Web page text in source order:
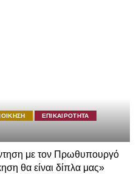
ΕΠΙΚΑΙΡΟΤΗΤΑ
με τον Πρωθυπουργό
θα είναι δίπλα μας»